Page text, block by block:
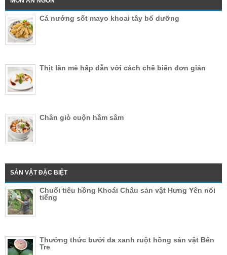
Cá nướng sốt mayo khoai tây bổ dưỡng
Thịt lăn mè hấp dẫn với cách chế biến đơn giản
Chân giò cuộn hầm sâm
SẢN VẬT ĐẶC BIỆT
Chuối tiêu hồng Khoái Châu sản vật Hưng Yên nổi
tiếng
Thưởng thức bưởi da xanh ruột hồng sản vật Bến
Tre